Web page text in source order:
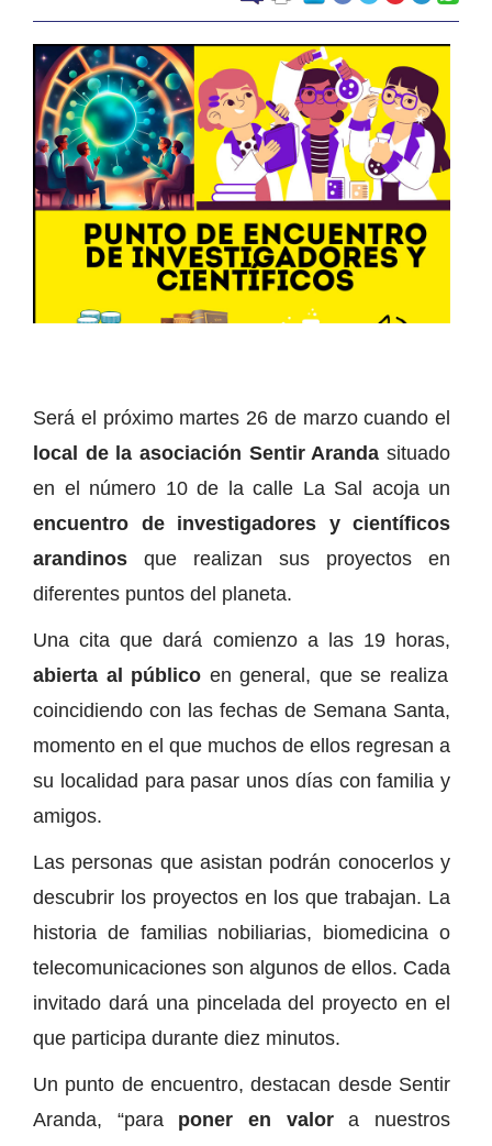
Será el próximo martes 26 de marzo cuando el
local de la asociación Sentir Aranda situado
en el número 10 de la calle La Sal acoja un
encuentro de investigadores y científicos
arandinos que realizan sus proyectos en
diferentes puntos del planeta.
Una cita que dará comienzo a las 19 horas,
abierta al público en general, que se realiza
coincidiendo con las fechas de Semana Santa,
momento en el que muchos de ellos regresan a
su localidad para pasar unos días con familia y
amigos.
Las personas que asistan podrán conocerlos y
descubrir los proyectos en los que trabajan. La
historia de familias nobiliarias, biomedicina o
telecomunicaciones son algunos de ellos. Cada
invitado dará una pincelada del proyecto en el
que participa durante diez minutos.
Un punto de encuentro, destacan desde Sentir
Aranda, “para poner en valora nuestros